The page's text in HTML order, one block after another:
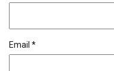
Email *